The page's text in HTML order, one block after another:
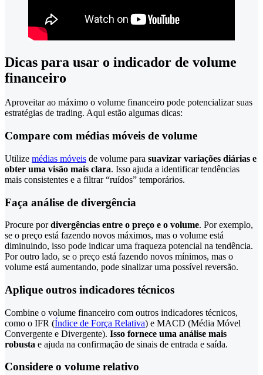
Dicas para usar o indicador de volume
financeiro
Aproveitar ao máximo o volume financeiro pode potencializar suas
estratégias de trading. Aqui estão algumas dicas:
Compare com médias móveis de volume
Utilize médias móveis de volume para suavizar variações diárias e
obter uma visão mais clara. Isso ajuda a identificar tendências
mais consistentes e a filtrar “ruídos” temporários.
Faça análise de divergência
Procure pordivergências entre o preço e o volume. Por exemplo,
se o preço está fazendo novos máximos, mas o volume está
diminuindo, isso pode indicar uma fraqueza potencial na tendência.
Por outro lado, se o preço está fazendo novos mínimos, mas o
volume está aumentando, pode sinalizar uma possível reversão.
Aplique outros indicadores técnicos
Combine o volume financeiro com outros indicadores técnicos,
como o IFR (Índice de Força Relativa) e MACD (Média Móvel
Convergente e Divergente). Isso fornece uma análise mais
robusta e ajuda na confirmação de sinais de entrada e saída.
Considere o volume relativo